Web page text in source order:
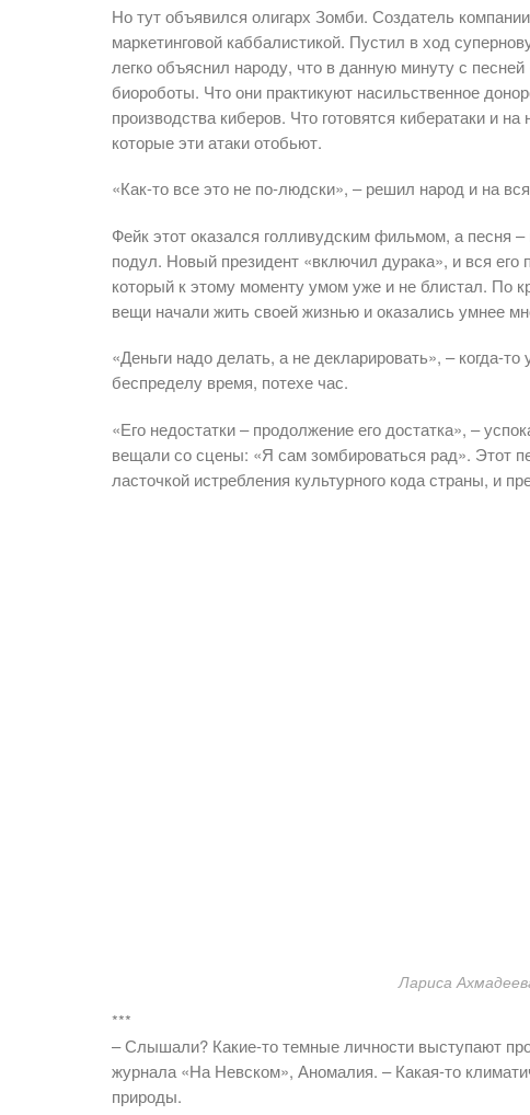
Но тут объявился олигарх Зомби. Создатель
маркетинговой каббалистикой. Пустил в ход
легко объяснил народу, что в данную минуту с
биороботы. Что они практикуют насильственное
производства киберов. Что готовятся кибератаки и
которые эти атаки отобьют.
«Как-то все это не по-людски», – решил народ и на
Фейк этот оказался голливудским фильмом, а песня
подул. Новый президент «включил дурака», и вся
который к этому моменту умом уже и не блистал. По
вещи начали жить своей жизнью и оказались умнее
«Деньги надо делать, а не декларировать», – когда-
беспределу время, потехе час.
«Его недостатки – продолжение его достатка», –
вещали со сцены: «Я сам зомбироваться рад». Этот
ласточкой истребления культурного кода страны, и
Лариса
***
– Слышали? Какие-то темные личности выступают
журнала «На Невском», Аномалия. – Какая-то
природы.